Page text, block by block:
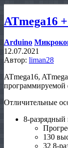
ATmega16
Arduino
12.07.2021
Автор: liman28
ATmega16,
программируемой
Отличительные
8-
130
32 8-